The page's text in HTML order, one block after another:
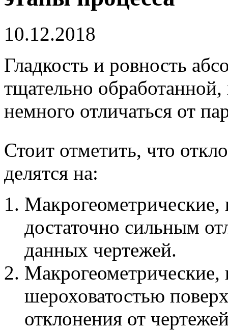
10.12.2018
Гладкость и ровность
тщательно обработанной,
немного отличаться от
Стоит отметить, что
делятся на:
Макрогеометрические,
достаточно сильным
данных чертежей.
Макрогеометрические,
шероховатостью
отклонения от